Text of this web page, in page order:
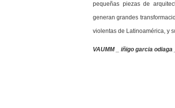
pequeñas piezas de
generan grandes
violentas de Latinoamérica, y
VAUMM _ iñigo garcia